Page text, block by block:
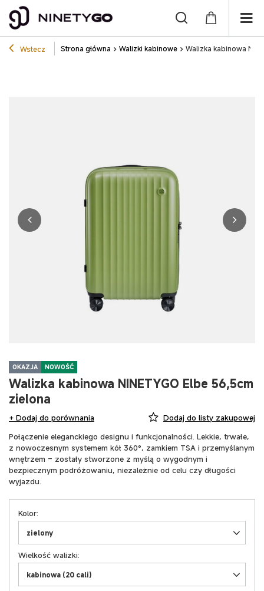
Wstecz Strona główna Walizki kabinowe Walizka kabinowa
OKAZJA NOWOŚĆ
Walizka kabinowa NINETYGO Elbe 56,5cm
zielona
+ Dodaj do porównania
Dodaj do listy zakupowej
Połączenie eleganckiego designu i funkcjonalności. Lekkie, trwałe,
z nowoczesnym systemem kół 360°, zamkiem TSA i przemyślanym
wnętrzem – zostały stworzone z myślą o wygodnym i
bezpiecznym podróżowaniu, niezależnie od celu czy długości
wyjazdu.
Kolor
zielony
Wielkość walizki
kabinowa (20 cali)